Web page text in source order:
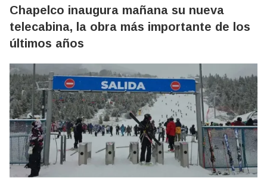
Chapelco inaugura mañana su nueva
telecabina, la obra más importante de los
últimos años